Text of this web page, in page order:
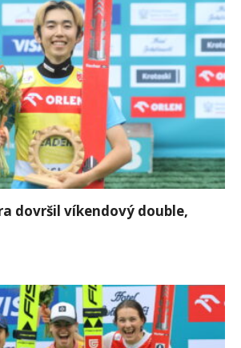
dovršil víkendový double,